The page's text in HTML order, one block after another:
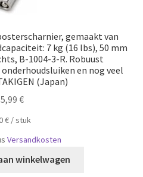
gemaakt van
7 kg (16 lbs), 50 mm
B-1004-3-R. Robuust
en nog veel
(Japan)
€
€ /​​stuk
Versandkosten
winkelwagen